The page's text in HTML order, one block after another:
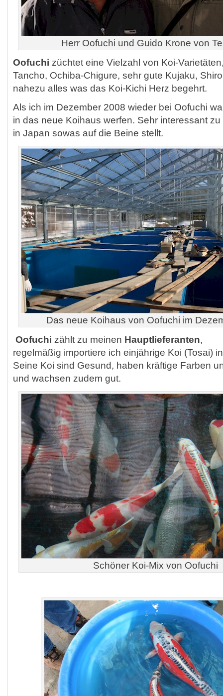
Herr Oofuchi und Guido Krone von
Oofuchi züchtet eine Vielzahl von Koi-
Tancho, Ochiba-Chigure, sehr gute Kujaku,
nahezu alles was das Koi-Kichi Herz begehrt.
Als ich im Dezember 2008 wieder bei Oofuchi
in das neue Koihaus werfen. Sehr interessant
in Japan sowas auf die Beine stellt.
Das neue Koihaus von Oofuchi im
Oofuchi zählt zu meinen Hauptlieferanten,
regelmäßig importiere ich einjährige Koi (Tosai)
Seine Koi sind Gesund, haben kräftige Farben
und wachsen zudem gut.
Schöner Koi-Mix von Oofuchi